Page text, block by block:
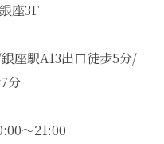
座3F
座駅A13出口徒歩5分/
分
～21:00